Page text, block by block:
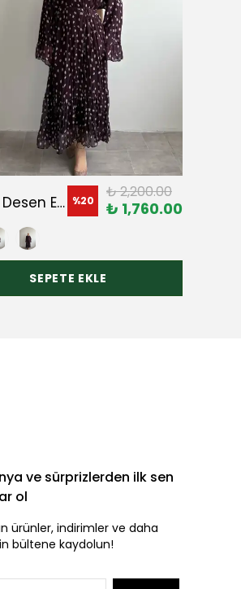
Bambi Desen Elbise %20 ₺ 2,200.00
₺ 1,760.00
SEPETE EKLE
ve sürprizlerden ilk sen
ol
ürünler, indirimler ve daha
bültene kaydolun!